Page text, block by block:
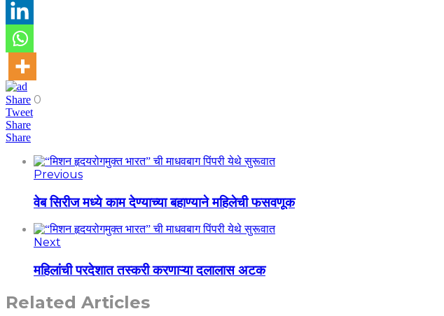
Share 0
Tweet
Share
Share
Previous
वेब सिरीज मध्ये काम देण्याच्या बहाण्याने महिलेची फसवणूक
Next
महिलांची परदेशात तस्करी करणाऱ्या दलालास अटक
Related Articles